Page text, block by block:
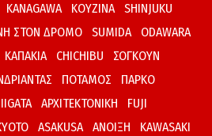
KANAGAWA ΚΟΥΖΙΝΑ
SHINJUKU
ΣΤΟΝ ΔΡΟΜΟ SUMIDA
ODAWARA
ΚΑΠΑΚΙΑ CHICHIBU
ΣΟΓΚΟΥΝ
ΠΟΤΑΜΟΣ
ΠΑΡΚΟ
ΑΡΧΙΤΕΚΤΟΝΙΚΗ
FUJI
ASAKUSA ΑΝΟΙΞΗ
KAWASAKI